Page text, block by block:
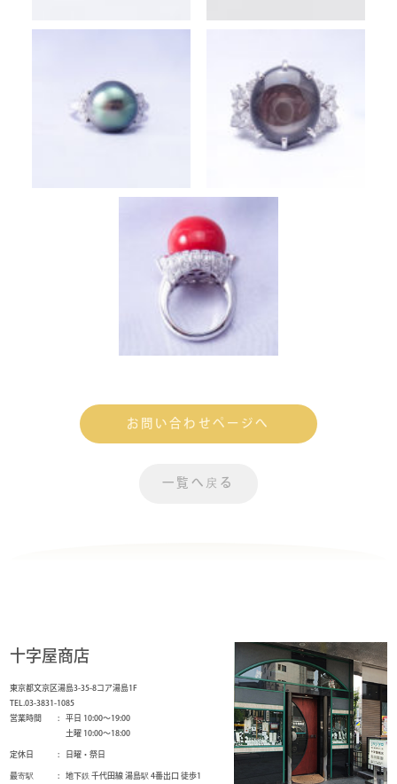
お問い合わせページへ
一覧へ戻る
十字屋商店
東京都文京区湯島3-35-8コア湯島1F
TEL.03-3831-1085
営業時間
平日 10:00～19:00
土曜 10:00～18:00
定休日
日曜・祭日
最寄駅
地下鉄 千代田線 湯島駅 4番出口 徒歩1